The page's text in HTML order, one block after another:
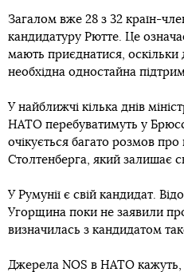
Загалом вже 28 з 32 країн-
кандидатуру Рютте. Це
мають приєднатися,
необхідна одностайна
У найближчі кілька днів
НАТО перебуватимуть у
очікується багато розмов
Столтенберга, який залишає
У Румунії є свій кандидат.
Угорщина поки не заявили
визначилась з кандидатом
Джерела NOS в НАТО кажуть,